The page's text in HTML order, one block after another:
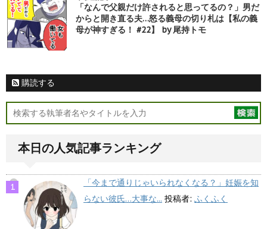
「なんで父親だけ許されると思ってるの？」男だ
からと開き直る夫…怒る義母の切り札は【私の義
母が神すぎる！ #22】 by 尾持トモ
購読する
本日の人気記事ランキング
「今まで通りじゃいられなくなる？」妊娠を知
らない彼氏…大事な... 投稿者: ふくふく